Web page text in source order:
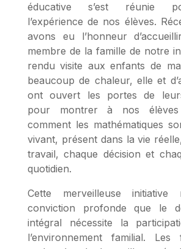
éducative s’est réunie
l’expérience de nos élèves.
avons eu l’honneur
membre de la famille de notre
rendu visite aux enfants de
beaucoup de chaleur, elle et
ont ouvert les portes de
pour montrer à nos
comment les mathématiques
vivant, présent dans la vie
travail, chaque décision et
quotidien.
Cette merveilleuse initiative
conviction profonde que le
intégral nécessite la
l’environnement familial.